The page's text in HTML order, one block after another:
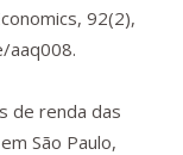
, 92(2),
aaq008.
de renda das
São Paulo,